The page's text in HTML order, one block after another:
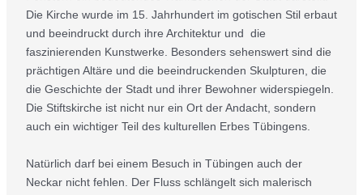
Die Kirche wurde im 15. Jahrhundert im gotischen Stil erbaut
und beeindruckt durch ihre Architektur und die
faszinierenden Kunstwerke. Besonders sehenswert sind die
prächtigen Altäre und die beeindruckenden Skulpturen, die
die Geschichte der Stadt und ihrer Bewohner widerspiegeln.
Die Stiftskirche ist nicht nur ein Ort der Andacht, sondern
auch ein wichtiger Teil des kulturellen Erbes Tübingens.
Natürlich darf bei einem Besuch in Tübingen auch der
Neckar nicht fehlen. Der Fluss schlängelt sich malerisch